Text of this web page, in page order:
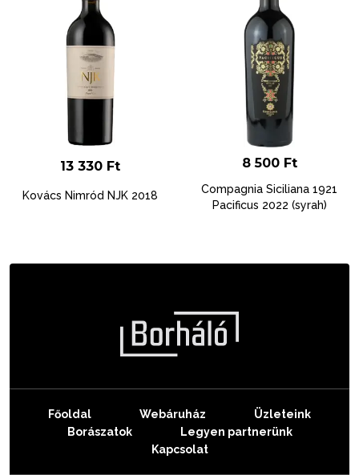
13 330 Ft
Kovács Nimród NJK 2018
8 500 Ft
Compagnia Siciliana 1921
Pacificus 2022 (syrah)
Főoldal Webáruház
Üzleteink
Borászatok
Legyen partnerünk
Kapcsolat